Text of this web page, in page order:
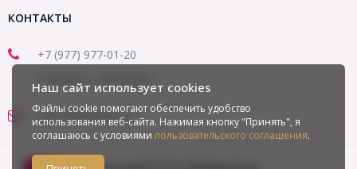
КОНТАКТЫ
+7 (977) 977-01-20
office@mirbusin.ru
Наш сайт использует cookies
Файлы cookie помогают обеспечить удобство
использования веб-сайта. Нажимая кнопку "Принять", я
соглашаюсь с условиями пользовательского соглашения.